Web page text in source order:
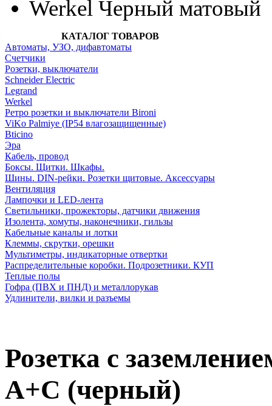
Werkel Черный матовый
КАТАЛОГ ТОВАРОВ
Автоматы, УЗО, дифавтоматы
Счетчики
Розетки, выключатели
Schneider Electric
Legrand
Werkel
Ретро розетки и выключатели Bironi
ViKo Palmiye (IP54 влагозащищенные)
Bticino
Эра
Кабель, провод
Боксы. Щитки. Шкафы.
Шины. DIN-рейки. Розетки щитовые. Аксессуары
Вентиляция
Лампочки и LED-лента
Светильники, прожекторы, датчики движения
Изолента, хомуты, наконечники, гильзы
Кабельные каналы и лотки
Клеммы, скрутки, орешки
Мультиметры, индикаторные отвертки
Распределительные коробки. Подрозетники. КУП
Теплые полы
Гофра (ПВХ и ПНД) и металлорукав
Удлинители, вилки и разъемы
Розетка с
A+C (черный)